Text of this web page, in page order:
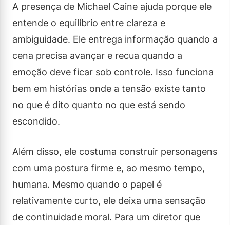
A presença de Michael Caine ajuda porque ele
entende o equilíbrio entre clareza e
ambiguidade. Ele entrega informação quando a
cena precisa avançar e recua quando a
emoção deve ficar sob controle. Isso funciona
bem em histórias onde a tensão existe tanto
no que é dito quanto no que está sendo
escondido.
Além disso, ele costuma construir personagens
com uma postura firme e, ao mesmo tempo,
humana. Mesmo quando o papel é
relativamente curto, ele deixa uma sensação
de continuidade moral. Para um diretor que